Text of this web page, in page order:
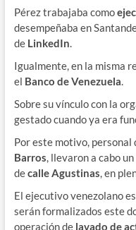
Pérez trabajaba como
desempeñaba en
de LinkedIn.
Igualmente, en la misma
el Banco de Venezuela.
Sobre su vínculo con la
gestado cuando ya era
Por este motivo, personal
Barros, llevaron a cabo
decalle Agustinas, en
El ejecutivo venezolano
serán formalizados este
operación de lavado de